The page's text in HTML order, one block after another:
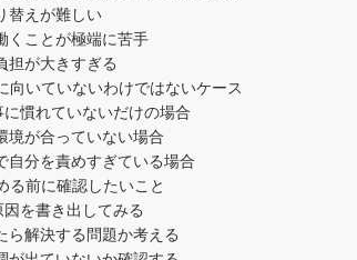
替えが難しい
くことが極端に苦手
担が大きすぎる
向いていないわけではないケース
に慣れていないだけの場合
境が合っていない場合
自分を責めすぎている場合
る前に確認したいこと
を書き出してみる
ら解決する問題か考える